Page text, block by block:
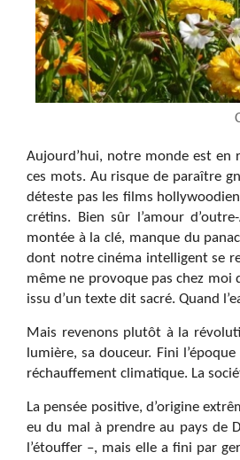
Aujourd’hui, notre monde est en
ces mots. Au risque de paraître
déteste pas les films
crétins. Bien sûr l’amour
montée à la clé, manque du
dont notre cinéma intelligent se
même ne provoque pas chez moi
issu d’un texte dit sacré. Quand
Mais revenons plutôt à la
lumière, sa douceur. Fini
réchauffement climatique. La
La pensée positive, d’origine
eu du mal à prendre au pays de
l’étouffer –, mais elle a fini par